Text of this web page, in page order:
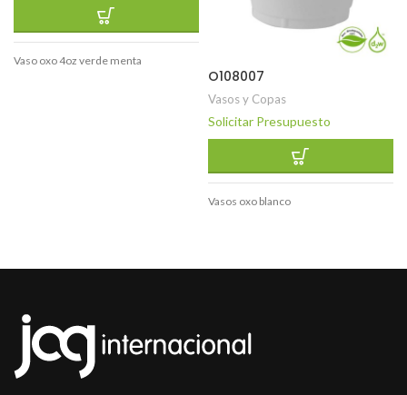
Vaso oxo 4oz verde menta
O108007
Vasos y Copas
Solicitar Presupuesto
Vasos oxo blanco